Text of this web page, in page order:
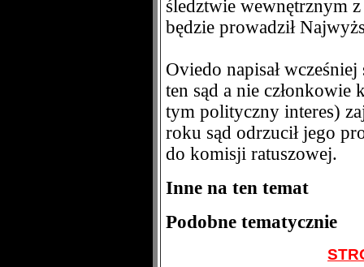
śledztwie wewnętrznym
będzie prowadził
Oviedo napisał
ten sąd a nie
tym polityczny interes)
roku sąd odrzucił jego
do komisji ratuszowej.
Inne na ten temat
Podobne tematycznie